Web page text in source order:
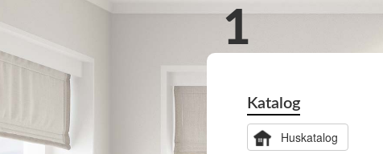
Katalog
Huskatalog